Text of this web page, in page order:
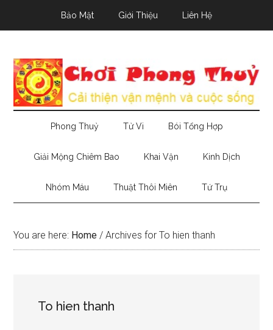
Bảo Mật Giới Thiệu Liên Hệ
Phong Thuỷ Tử Vi Bói Tổng Hợp
Giải Mộng Chiêm Bao Khai Vận Kinh Dịch
Nhóm Máu Thuật Thôi Miên Tứ Trụ
You are here: Home / Archives for To hien thanh
To hien thanh